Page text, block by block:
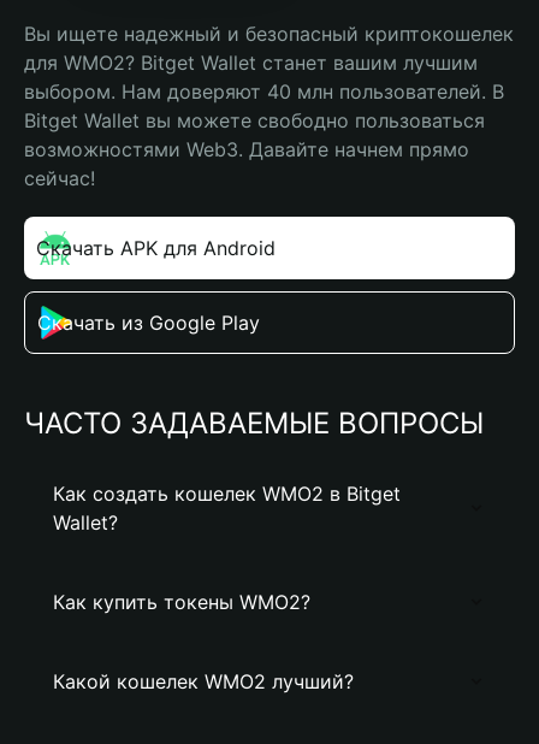
Вы ищете надежный и безопасный криптокошелек
для WMO2? Bitget Wallet станет вашим лучшим
выбором. Нам доверяют 40 млн пользователей. В
Bitget Wallet вы можете свободно пользоваться
возможностями Web3. Давайте начнем прямо
сейчас!
Скачать APK для Android
Скачать из Google Play
ЧАСТО ЗАДАВАЕМЫЕ ВОПРОСЫ
Как создать кошелек WMO2 в Bitget
Wallet?
Как купить токены WMO2?
Какой кошелек WMO2 лучший?